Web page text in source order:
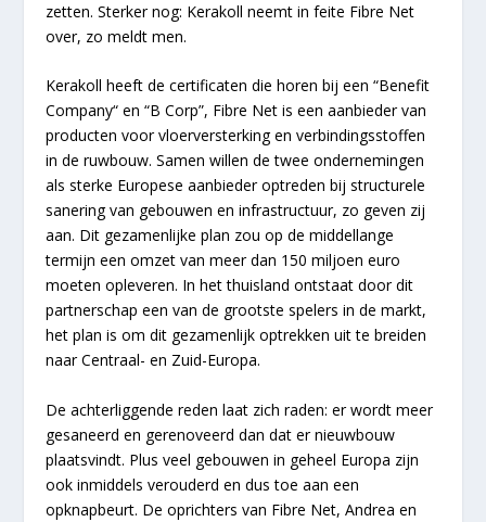
zetten. Sterker nog: Kerakoll neemt in feite Fibre Net
over, zo meldt men.
Kerakoll heeft de certificaten die horen bij een “Benefit
Company“ en “B Corp”, Fibre Net is een aanbieder van
producten voor vloerversterking en verbindingsstoffen
in de ruwbouw. Samen willen de twee ondernemingen
als sterke Europese aanbieder optreden bij structurele
sanering van gebouwen en infrastructuur, zo geven zij
aan. Dit gezamenlijke plan zou op de middellange
termijn een omzet van meer dan 150 miljoen euro
moeten opleveren. In het thuisland ontstaat door dit
partnerschap een van de grootste spelers in de markt,
het plan is om dit gezamenlijk optrekken uit te breiden
naar Centraal- en Zuid-Europa.
De achterliggende reden laat zich raden: er wordt meer
gesaneerd en gerenoveerd dan dat er nieuwbouw
plaatsvindt. Plus veel gebouwen in geheel Europa zijn
ook inmiddels verouderd en dus toe aan een
opknapbeurt. De oprichters van Fibre Net, Andrea en